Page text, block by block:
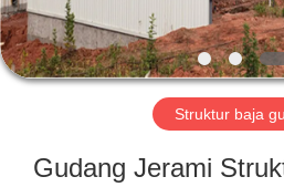
TAMPILAN
VR
TENTANG
Struktur baja
Gudang Jerami